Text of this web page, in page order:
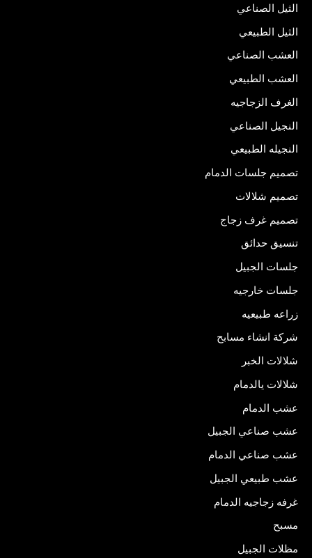
الثيل الصناعي
الثيل الطبيعي
العشب الصناعي
العشب الطبيعي
الغرف الزجاجيه
النجيل الصناعي
النجيله الطبيعي
تصميم جلسات الدمام
تصميم شلالات
تصميم غرف زجاج
تنسيق حدائق
جلسات الجبيل
جلسات خارجيه
زراعه طبيعيه
شركة انشاء مسابح
شلالات الخبر
شلالات يالدمام
عشب الدمام
عشب صناعي الجبيل
عشب صناعي الدمام
عشب طبيعي الجبيل
غرفه زجاجيه الدمام
مسبح
مظلات الجبيل